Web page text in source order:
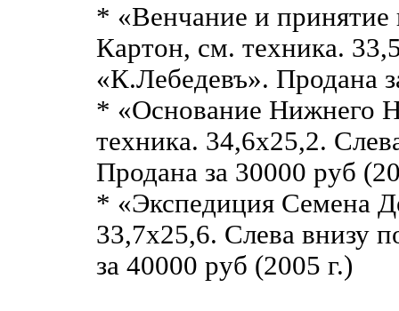
* «Венчание и принятие
Картон, см. техника.
«К.Лебедевъ». Продана
* «Основание Нижнего
техника. 34,6х25,2.
Продана за 30000 руб
* «Экспедиция Семена
33,7х25,6. Слева внизу
за 40000 руб (2005 г.)